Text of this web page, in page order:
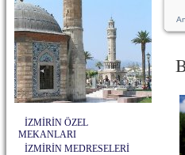
İZMİRİN ÖZEL
MEKANLARI
İZMİRİN MEDRESELERİ